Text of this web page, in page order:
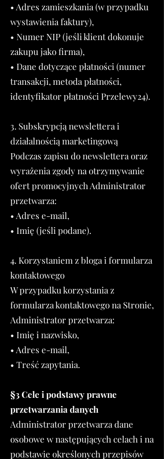
• Adres zamieszkania (w przypadku
wystawienia faktury),
• Numer NIP (jeśli klient dokonuje
zakupu jako firma),
• Dane dotyczące płatności (numer
transakcji, metoda płatności,
identyfikator płatności Przelewy24).
3. Subskrypcją newslettera i
działalnością marketingową
Podczas zapisu do newslettera oraz
wyrażenia zgody na otrzymywanie
ofert promocyjnych Administrator
przetwarza:
• Adres e-mail,
• Imię (jeśli podane).
4. Korzystaniem z bloga i formularza
kontaktowego
W przypadku korzystania z
formularza kontaktowego na Stronie,
Administrator przetwarza:
• Imię i nazwisko,
• Adres e-mail,
• Treść zapytania.
§3 Cele i podstawy prawne
przetwarzania danych​
Administrator przetwarza dane
osobowe w następujących celach i na
podstawie określonych przepisów